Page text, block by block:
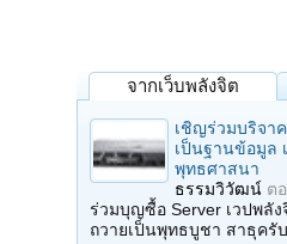
จากเว็บพลังจิต
เชิญร่วมบริจา
เป็นฐานข้อมูล
พุทธศาสนา
ธรรมวิวัฒน์ ต
ร่วมบุญซื้อ Server เวปพลั
ถวายเป็นพุทธบูชา สาธุครั